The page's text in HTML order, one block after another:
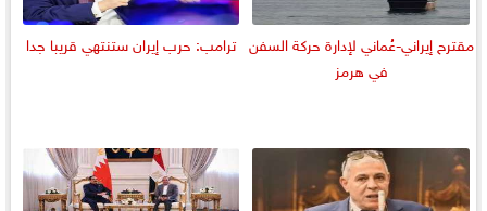
مقترح إيراني-عُماني لإدارة حركة السفن
في هرمز
ترامب: حرب إيران ستنتهي قريبا جدا